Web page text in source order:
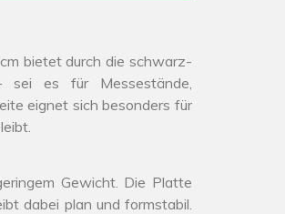
bietet durch die schwarz-
sei es für Messestände,
eignet sich besonders für
Gewicht. Die Platte
dabei plan und formstabil.